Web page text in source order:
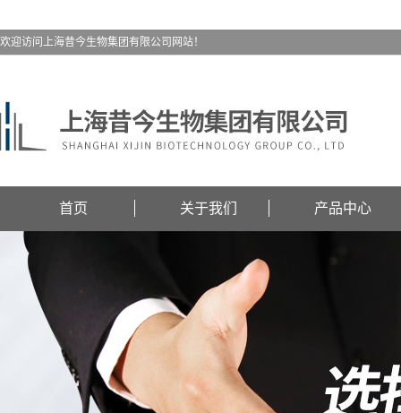
欢迎访问上海昔今生物集团有限公司网站！
首页 关于我们 产品中心